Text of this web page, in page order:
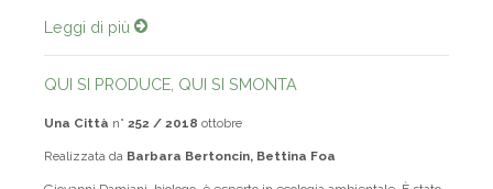
Leggi di più
QUI SI PRODUCE, QUI SI SMONTA
Una Città n° 252 / 2018 ottobre
Realizzata da Barbara Bertoncin, Bettina Foa